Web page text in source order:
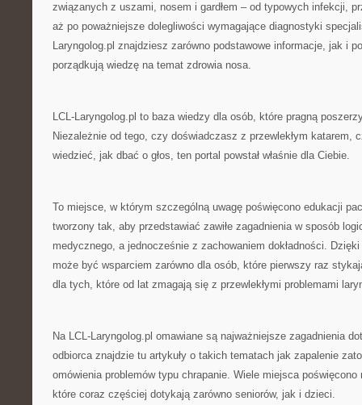
związanych z uszami, nosem i gardłem – od typowych infekcji,
aż po poważniejsze dolegliwości wymagające diagnostyki
Laryngolog.pl znajdziesz zarówno podstawowe informacje, jak i
porządkują wiedzę na temat zdrowia nosa.
LCL-Laryngolog.pl to baza wiedzy dla osób, które pragną
Niezależnie od tego, czy doświadczasz z przewlekłym katarem,
wiedzieć, jak dbać o głos, ten portal powstał właśnie dla Ciebie.
To miejsce, w którym szczególną uwagę poświęcono edukacji
tworzony tak, aby przedstawiać zawiłe zagadnienia w sposób
medycznego, a jednocześnie z zachowaniem dokładności.
może być wsparciem zarówno dla osób, które pierwszy raz
dla tych, które od lat zmagają się z przewlekłymi problemami
Na LCL-Laryngolog.pl omawiane są najważniejsze zagadnienia
odbiorca znajdzie tu artykuły o takich tematach jak zapalenie
omówienia problemów typu chrapanie. Wiele miejsca poświęcono
które coraz częściej dotykają zarówno seniorów, jak i dzieci.